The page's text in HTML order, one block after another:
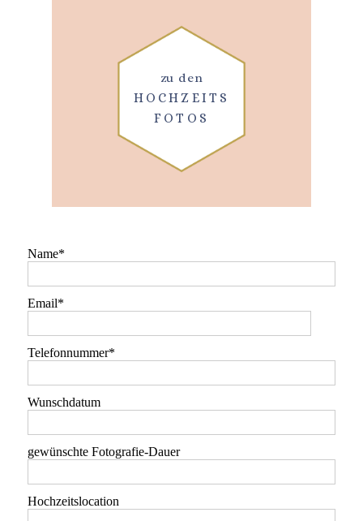
HOCHZEITS
FOTOS
zu den
Name
Email
Telefonnummer
Wunschdatum
gewünschte Fotografie-Dauer
Hochzeitslocation